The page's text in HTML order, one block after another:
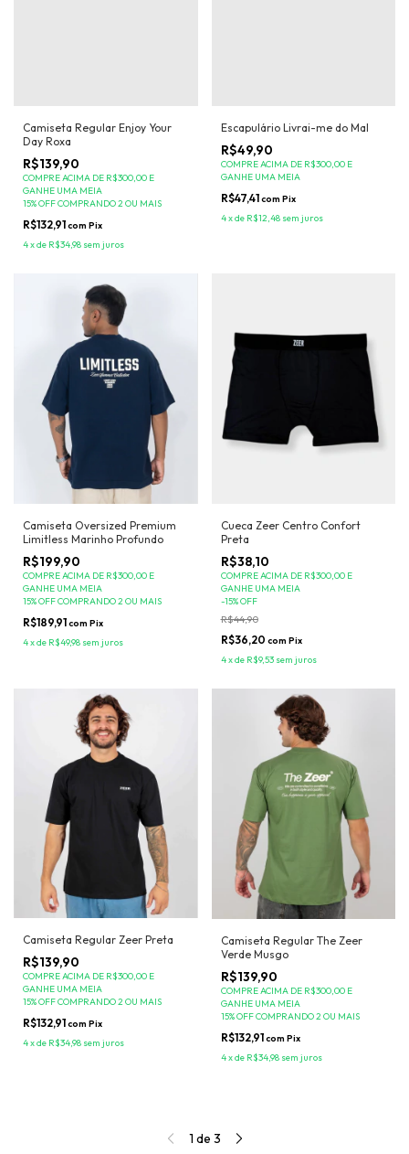
Camiseta Regular Enjoy Your
Day Roxa
R$139,90
COMPRE ACIMA DE R$300,00 E
GANHE UMA MEIA
15% OFF COMPRANDO 2 OU MAIS
R$132,91com Pix
4xde R$34,98 sem juros
Escapulário Livrai-me do Mal
R$49,90
COMPRE ACIMA DE R$300,00 E
GANHE UMA MEIA
R$47,41com Pix
4xde R$12,48 sem juros
Camiseta Oversized Premium
Limitless Marinho Profundo
R$199,90
COMPRE ACIMA DE R$300,00 E
GANHE UMA MEIA
15% OFF COMPRANDO 2 OU MAIS
R$189,91com Pix
4xde R$49,98 sem juros
Cueca Zeer Centro Confort
Preta
R$38,10
COMPRE ACIMA DE R$300,00 E
GANHE UMA MEIA
-15%OFF
R$44,90
R$36,20 com Pix
4xde R$9,53 sem juros
Camiseta Regular Zeer Preta
R$139,90
COMPRE ACIMA DE R$300,00 E
GANHE UMA MEIA
15% OFF COMPRANDO 2 OU MAIS
R$132,91com Pix
4xde R$34,98 sem juros
Camiseta Regular The Zeer
Verde Musgo
R$139,90
COMPRE ACIMA DE R$300,00 E
GANHE UMA MEIA
15% OFF COMPRANDO 2 OU MAIS
R$132,91com Pix
4xde R$34,98 sem juros
1 de 3